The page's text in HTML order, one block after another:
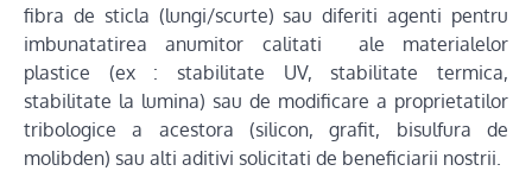
fibra de sticla (lungi/scurte) sau diferiti agenti pentru
imbunatatirea anumitor calitati ale materialelor
plastice (ex : stabilitate UV, stabilitate termica,
stabilitate la lumina) sau de modificare a proprietatilor
tribologice a acestora (silicon, grafit, bisulfura de
molibden) sau alti aditivi solicitati de beneficiarii nostrii.